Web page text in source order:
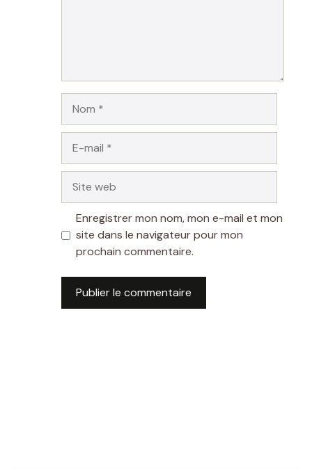
mail
web
Enregistrer mon nom, mon e-mail et mon
site dans le navigateur pour mon
prochain commentaire.